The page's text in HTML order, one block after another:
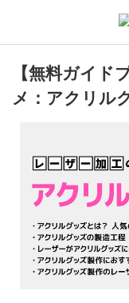
【無料ガイド
メ：アクリル